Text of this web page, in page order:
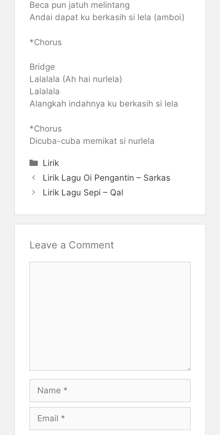
Beca pun jatuh melintang
Andai dapat ku berkasih si lela (amboi)
*Chorus
Bridge
Lalalala (Ah hai nurlela)
Lalalala
Alangkah indahnya ku berkasih si lela
*Chorus
Dicuba-cuba memikat si nurlela
Categories
Lirik
Lirik Lagu Oi Pengantin – Sarkas
Lirik Lagu Sepi – Qal
Leave a Comment